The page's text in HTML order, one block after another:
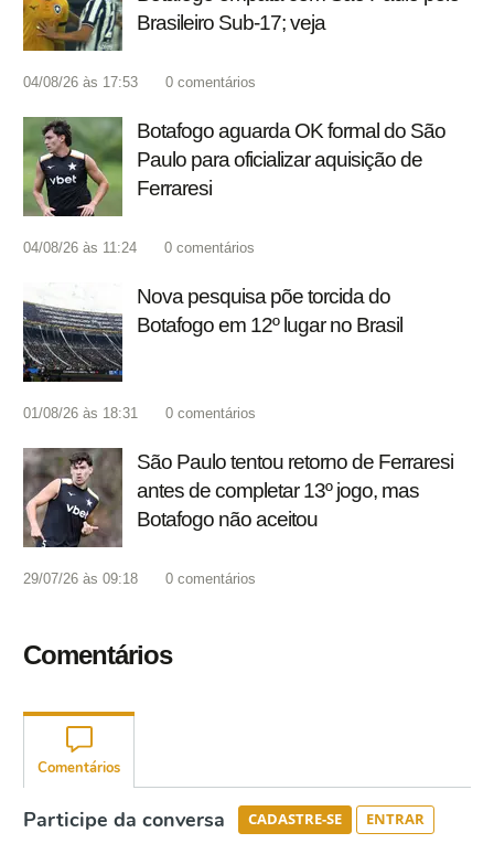
Brasileiro Sub-17; veja
04/08/26 às 17:53 0 comentários
Botafogo aguarda OK formal do São
Paulo para oficializar aquisição de
Ferraresi
04/08/26 às 11:24 0 comentários
Nova pesquisa põe torcida do
Botafogo em 12º lugar no Brasil
01/08/26 às 18:31 0 comentários
São Paulo tentou retorno de Ferraresi
antes de completar 13º jogo, mas
Botafogo não aceitou
29/07/26 às 09:18 0 comentários
Comentários